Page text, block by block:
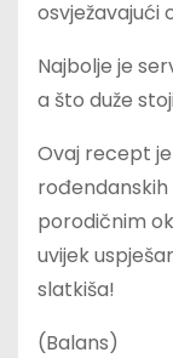
osvježavajući
Najbolje je
a što duže
Ovaj recept
rođendanskih
porodičnim
uvijek
slatkiša!
(Balans)